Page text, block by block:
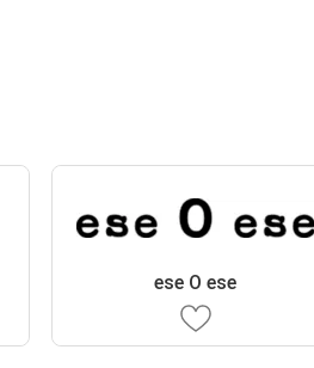
ese O ese